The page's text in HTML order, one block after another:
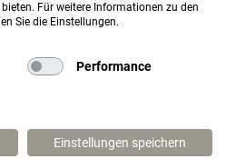
Für weitere Informationen zu den
Sie die Einstellungen.
Performance
Einstellungen speichern